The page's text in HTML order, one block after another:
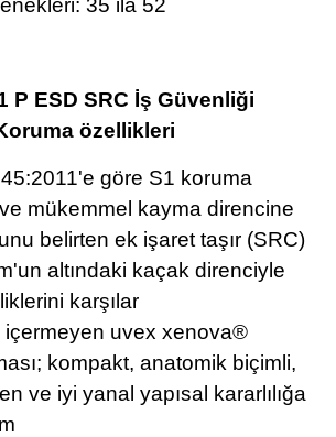
35 ila 52
P ESD SRC İş Güvenliği
özellikleri
göre S1 koruma
ve mükemmel kayma direncine
belirten ek işaret taşır (SRC)
altındaki kaçak direnciyle
karşılar
içermeyen uvex xenova®
kompakt, anatomik biçimli,
ve iyi yanal yapısal kararlılığa